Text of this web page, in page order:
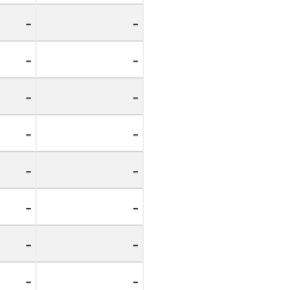
-
-
-
-
-
-
-
-
-
-
-
-
-
-
-
-